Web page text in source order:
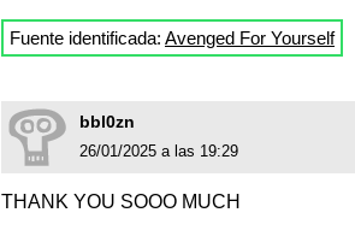
Fuente identificada: Avenged For Yourself
bbl0zn
26/01/2025 a las 19:29
THANK YOU SOOO MUCH